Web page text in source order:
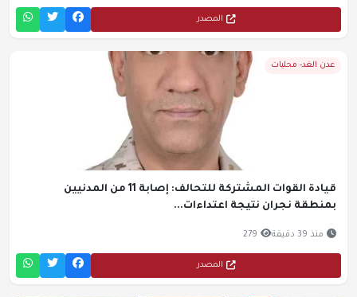
المصدر
عدن الغد- محليات
قيادة القوات المشتركة للتحالف: إصابة 11 من المدنيين
بمنطقة نجران نتيجة اعتداءات...
منذ 39 دقيقة 279
المصدر